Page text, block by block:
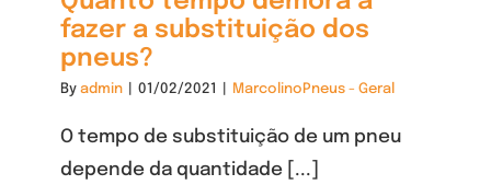
fazer a substituição dos
pneus?
By admin 01/02/2021 MarcolinoPneus - Geral
O tempo de substituição de um pneu
depende da quantidade [...]